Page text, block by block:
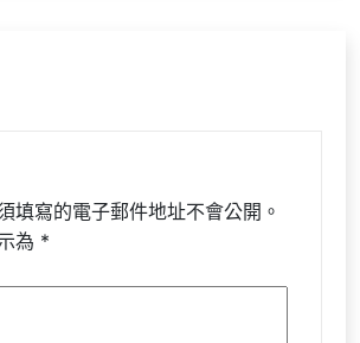
填寫的電子郵件地址不會公開。
為 *